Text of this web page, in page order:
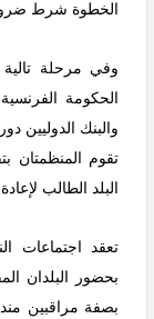
الخطوة شرط
وفي مرحلة
الحكومة
والبنك الدوليين
تقوم المنظمتان
البلد الطالب
تعقد اجتماعات
بحضور البلدان
بصفة مراقبين